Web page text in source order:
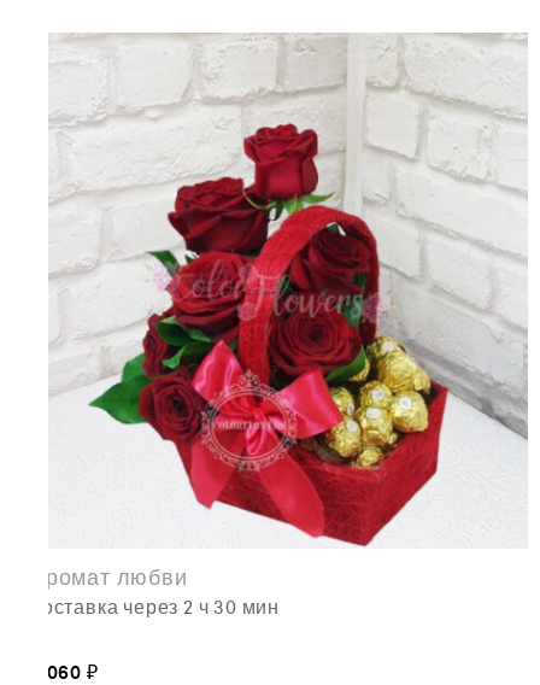
Аромат любви
доставка через 2 ч 30 мин
8,060 ₽